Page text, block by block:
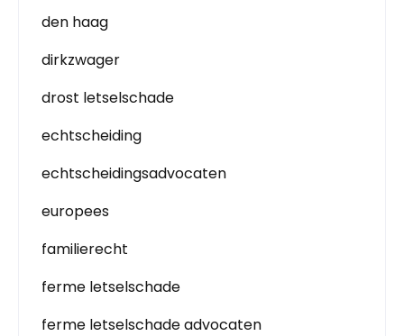
den haag
dirkzwager
drost letselschade
echtscheiding
echtscheidingsadvocaten
europees
familierecht
ferme letselschade
ferme letselschade advocaten